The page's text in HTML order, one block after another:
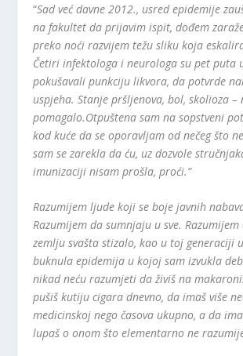
“Sad već davne 2012., usred epidemije
na fakultet da prijavim ispit, dođem
preko noći razvijem težu sliku koja
Četiri infektologa i neurologa su pet puta
pokušavali punkciju likvora, da potvrde
uspjeha. Stanje pršljenova, bol, skolioza
pomagalo.Otpuštena sam na sopstveni
kod kuće da se oporavljam od nečeg što
sam se zarekla da ću, uz dozvole
imunizaciji nisam prošla, proći.”
Razumijem ljude koji se boje javnih
Razumijem da sumnjaju u sve.
zemlju svašta stizalo, kao u toj generaciji
buknula epidemija u kojoj sam izvukla
nikad neću razumjeti da živiš na
pušiš kutiju cigara dnevno, da imaš više
medicinskoj nego časova ukupno, a da
lupaš o onom što elementarno ne